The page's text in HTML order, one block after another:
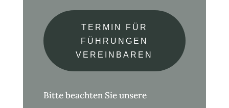
TERMIN FÜR
FÜHRUNGEN
VEREINBAREN
Bitte beachten Sie unsere